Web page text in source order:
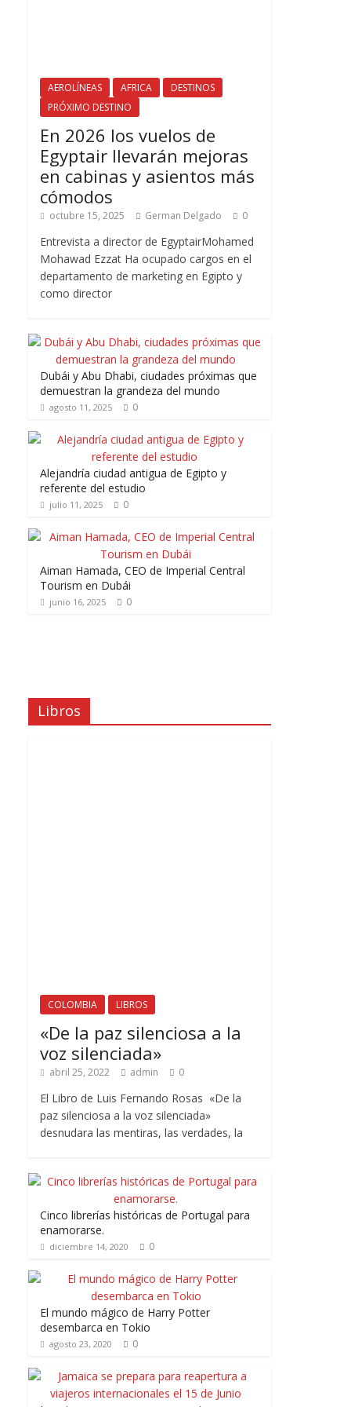
AEROLÍNEAS AFRICA
DESTINOS
PRÓXIMO DESTINO
En 2026 los vuelos de
Egyptair llevarán mejoras
en cabinas y asientos más
cómodos
octubre 15, 2025 German Delgado 0
Entrevista a director de EgyptairMohamed
Mohawad Ezzat Ha ocupado cargos en el
departamento de marketing en Egipto y
como director
Dubái y Abu Dhabi, ciudades próximas que
demuestran la grandeza del mundo
agosto 11, 2025 0
Alejandría ciudad antigua de Egipto y
referente del estudio
julio 11, 2025 0
Aiman Hamada, CEO de Imperial Central
Tourism en Dubái
junio 16, 2025 0
Libros
COLOMBIA LIBROS
«De la paz silenciosa a la
voz silenciada»
abril 25, 2022 admin 0
El Libro de Luis Fernando Rosas «De la
paz silenciosa a la voz silenciada»
desnudara las mentiras, las verdades, la
Cinco librerías históricas de Portugal para
enamorarse.
diciembre 14, 2020 0
El mundo mágico de Harry Potter
desembarca en Tokio
agosto 23, 2020 0